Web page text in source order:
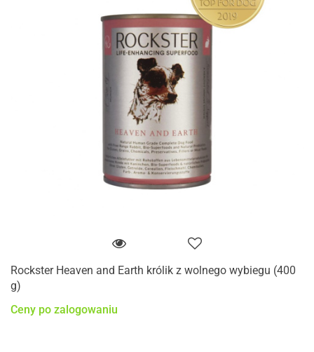
Rockster Heaven and Earth królik z wolnego wybiegu (400
g)
Ceny po zalogowaniu